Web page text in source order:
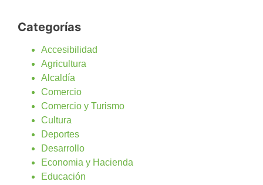
Categorías
Accesibilidad
Agricultura
Alcaldía
Comercio
Comercio y Turismo
Cultura
Deportes
Desarrollo
Economia y Hacienda
Educación